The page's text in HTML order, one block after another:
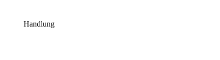
Handlung